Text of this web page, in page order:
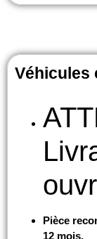
Véhicules
Pièce
12 mois.